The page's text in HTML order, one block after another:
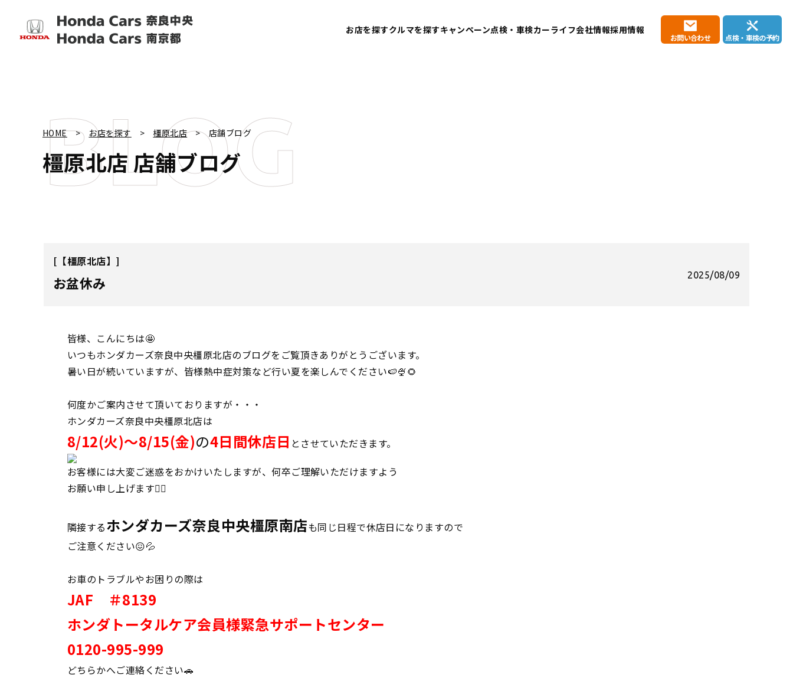
お店を探すクルマを探すキャンペーン点検・車検カーライフ会社情報採用情報
お問い合わせ 点検・車検の予約
橿原北店 店舗ブログ
BLOG
HOME お店を探す 橿原北店 店舗ブログ
【橿原北店】
お盆休み 2025/08/09
皆様、こんにちは🤩
いつもホンダカーズ奈良中央橿原北店のブログをご覧頂きありがとうございます。
暑い日が続いていますが、皆様熱中症対策など行い夏を楽しんでください🍉🍨🌻
何度かご案内させて頂いておりますが・・・
ホンダカーズ奈良中央橿原北店は
8/12(火)～8/15(金)の4日間休店日 とさせていただきます。
お客様には大変ご迷惑をおかけいたしますが、何卒ご理解いただけますよう
お願い申し上げます🙇‍♀️
隣接するホンダカーズ奈良中央橿原南店も同じ日程で休店日になりますので
ご注意ください😖💦
お車のトラブルやお困りの際は
JAF ＃8139
ホンダトータルケア会員様緊急サポートセンター
0120-995-999
どちらかへご連絡ください🚗